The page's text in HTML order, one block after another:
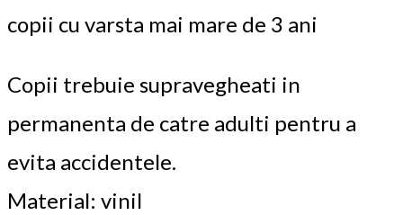
copii cu varsta mai mare de 3 ani
Copii trebuie supravegheati in
permanenta de catre adulti pentru a
evita accidentele.
Material: vinil